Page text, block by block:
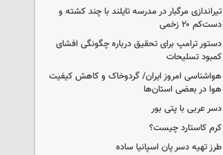
تیراندازی مرگبار در مدرسه‌ تایلند با چند کشته و
دست‌کم ۲۰ زخمی
دستور ترامپ برای تحقیق درباره چگونگی افشای
کمبود تسلیحات
هواشناسی امروز ایران/ گردوخاک و کاهش کیفیت
هوا در بعضی استان‌ها
دسر عربی با پتی بور
کرم کاستارد چیست؟
طرز تهیه دسر پان اسپانیا ساده